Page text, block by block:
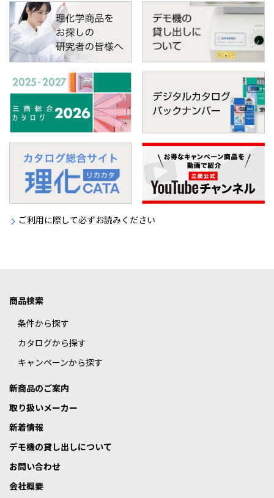
ご利用に際して必ずお読みください
商品検索
条件から探す
カタログから探す
キャンペーンから探す
新商品のご案内
取り扱いメーカー
新着情報
デモ機の貸し出しについて
お問い合わせ
会社概要